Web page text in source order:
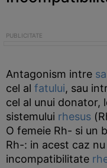
Antagonism intre
cel al fatului, sau
cel al unui donator,
sistemului rhesus
O femeie Rh- si un
Rh-: in acest caz
incompatibilitate